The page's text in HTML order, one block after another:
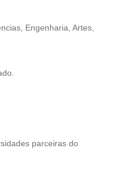
Engenharia, Artes,
parceiras do